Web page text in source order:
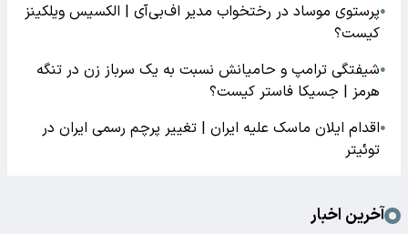
●پرستوی موساد در رختخواب مدیر اف‌بی‌آی | الکسیس ویلکینز
کیست؟
●شیفتگی ترامپ و حامیانش نسبت به یک سرباز زن در تنگه
هرمز | جسیکا فاستر کیست؟
●اقدام ایلان ماسک علیه ایران | تغییر پرچم رسمی ایران در
توئیتر
آخرین اخبار